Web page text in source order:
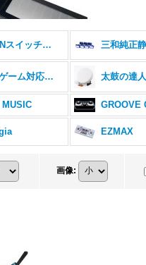
OMRONスイッチ無料進呈対象機種
マルチゲーム対応機(EZMAX/EZTOLLER5) 太鼓の達人
EZMAX
画像: